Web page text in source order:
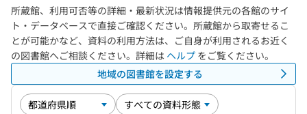
所蔵館、利用可否等の詳細・最新状況は情報提供元の各館のサイ
ト・データベースで直接ご確認ください。所蔵館から取寄せるこ
とが可能かなど、資料の利用方法は、ご自身が利用されるお近く
の図書館へご相談ください。詳細は ヘルプ をご覧ください。
地域の図書館を設定する